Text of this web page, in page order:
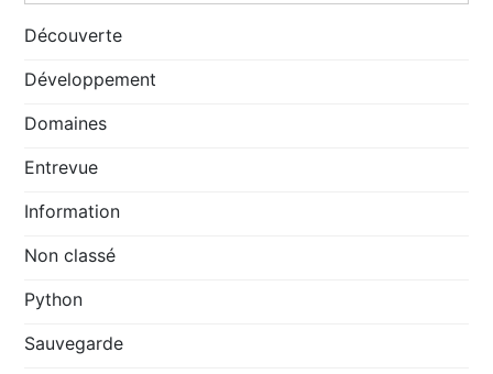
Découverte
Développement
Domaines
Entrevue
Information
Non classé
Python
Sauvegarde